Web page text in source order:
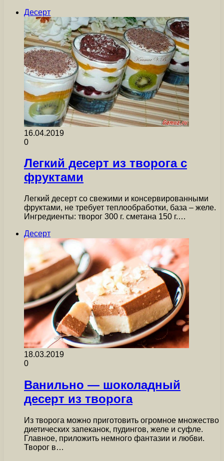
Десерт
16.04.2019
0
Легкий десерт из творога с
фруктами
Легкий десерт со свежими и консервированными
фруктами, не требует теплообработки, база – желе.
Ингредиенты: творог 300 г. сметана 150 г.…
Десерт
18.03.2019
0
Ванильно — шоколадный
десерт из творога
Из творога можно приготовить огромное множество
диетических запеканок, пудингов, желе и суфле.
Главное, приложить немного фантазии и любви.
Творог в…